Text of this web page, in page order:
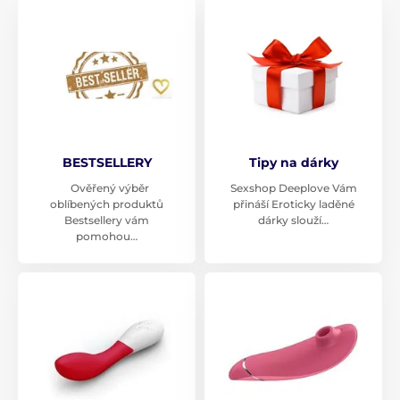
BESTSELLERY
Ověřený výběr
oblíbených produktů
Bestsellery vám
pomohou…
Tipy na dárky
Sexshop Deeplove Vám
přináší Eroticky laděné
dárky slouží…